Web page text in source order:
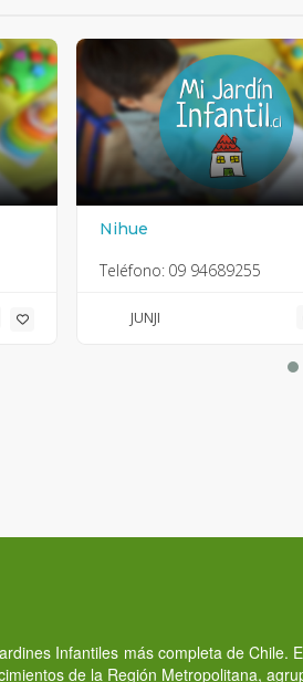
Nihue
Teléfono: 09 94689255
JUNJI
Infantiles más completa de Chile.
de la Región Metropolitana,